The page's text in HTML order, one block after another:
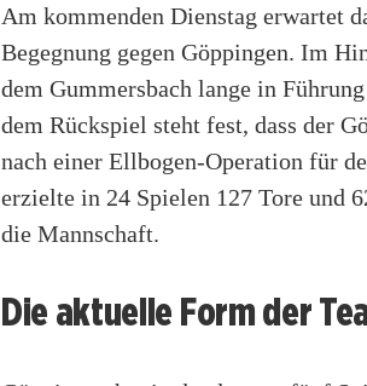
Am kommenden Dienstag erwartet
Begegnung gegen Göppingen. Im
dem Gummersbach lange in
dem Rückspiel steht fest, dass der
nach einer Ellbogen-Operation für
erzielte in 24 Spielen 127 Tore und
die Mannschaft.
Die aktuelle Form der